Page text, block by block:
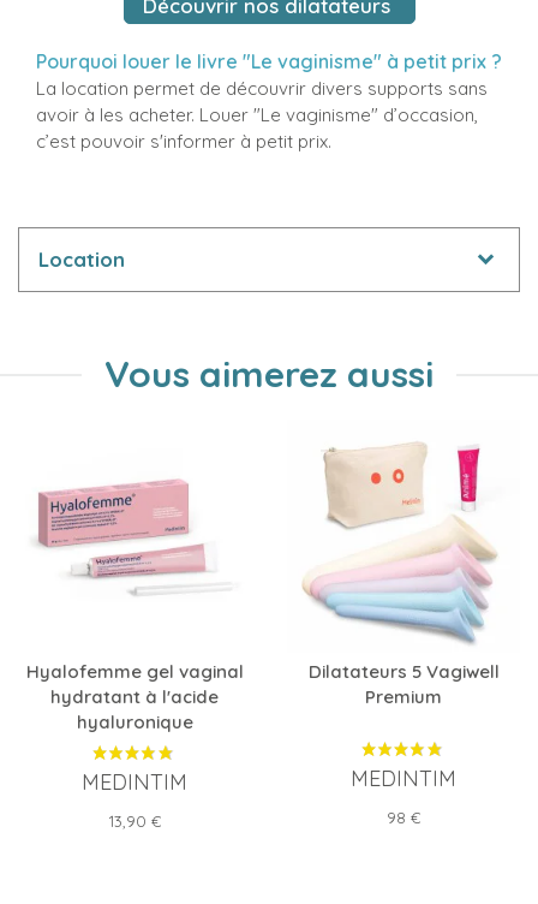
Découvrir nos dilatateurs
Pourquoi louer le livre "Le vaginisme" à petit prix ?
La location permet de découvrir divers supports sans
avoir à les acheter. Louer "Le vaginisme" d’occasion,
c’est pouvoir s'informer à petit prix.
Location
Vous aimerez aussi
Hyalofemme gel vaginal
hydratant à l'acide
hyaluronique
MEDINTIM
Prix
13,90 €
Dilatateurs 5 Vagiwell
Premium
MEDINTIM
Prix
98 €